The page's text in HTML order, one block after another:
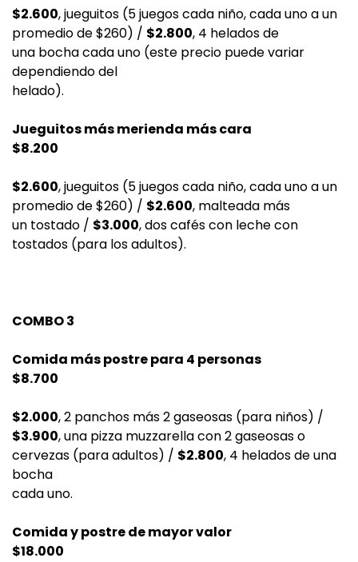
$2.600, jueguitos (5 juegos cada niño, cada uno a un
promedio de $260) / $2.800, 4 helados de
una bocha cada uno (este precio puede variar
dependiendo del
helado).
Jueguitos más merienda más cara
$8.200
$2.600, jueguitos (5 juegos cada niño, cada uno a un
promedio de $260) / $2.600, malteada más
un tostado / $3.000, dos cafés con leche con
tostados (para los adultos).
COMBO 3
Comida más postre para 4 personas
$8.700
$2.000, 2 panchos más 2 gaseosas (para niños) /
$3.900, una pizza muzzarella con 2 gaseosas o
cervezas (para adultos) / $2.800, 4 helados de una
bocha
cada uno.
Comida y postre de mayor valor
$18.000